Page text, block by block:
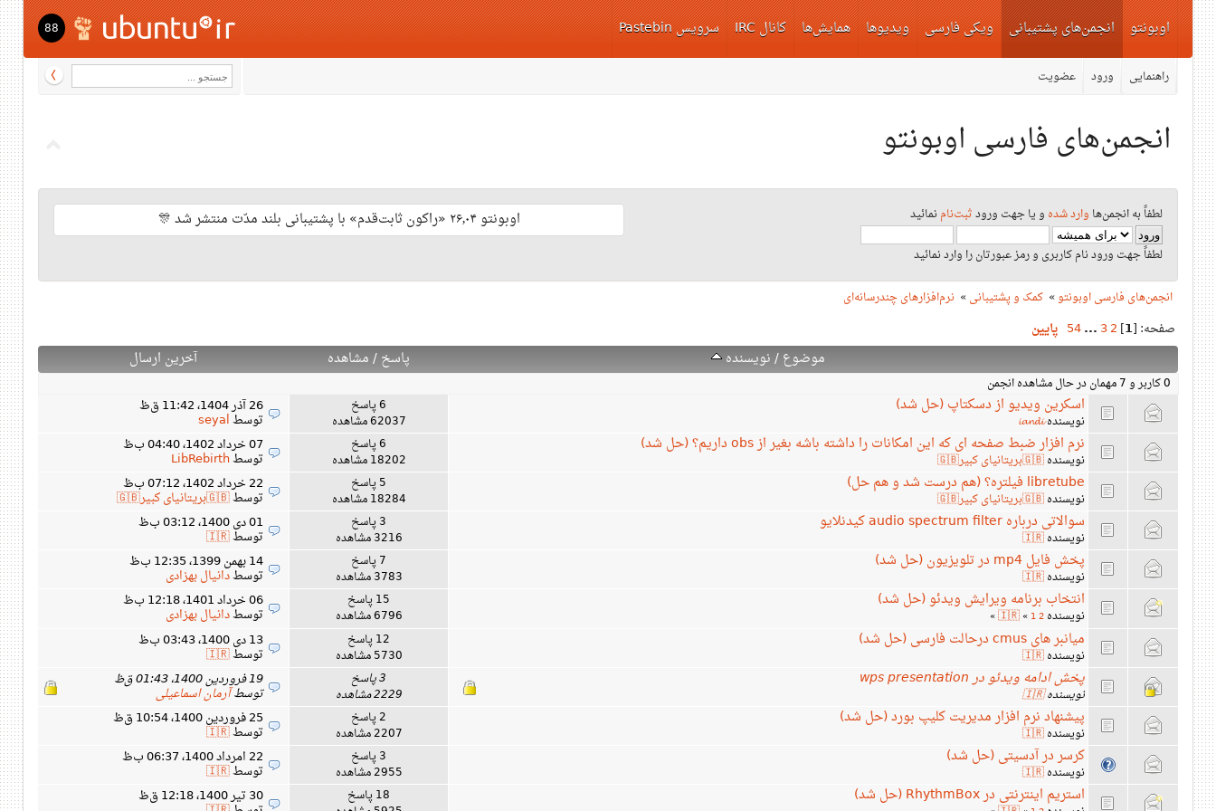
اوبونتو انجمن‌های پشتیبانی
راهنمایی ورود عضویت
ویکی فارسی ویدیوها همایش‌ها کانال IRC سرویس Pastebin 88
انجمن‌های فارسی اوبونتو
لطفاً به انجمن‌ها وارد شده و یا جهت ورودثبت‌نامنمائید
لطفاً جهت ورود نام کاربری و رمز عبورتان را وارد نمائید
اوبونتو ۲۶٫۰۴ «راکون ثابت‌قدم» با پشتیبانی بلند مدّت منتشر شد 🎊
انجمن‌های فارسی اوبونتو» کمک و پشتیبانی» نرم‌افزارهای چندرسانه‌ای
صفحه: [1
]
2
3
...
54 پایین
موضوع/نویسنده پاسخ/مشاهده آخرین ارسال
0 کاربر و 7 مهمان در حال مشاهده انجمن
اسکرین ویدیو از دسکتاپ (حل شد)
نویسنده𝓲𝓪𝓷𝓭𝓲
6 پاسخ
62037 مشاهده
26 آذر 1404، 11:42 ق‌ظ
توسطseyal
نرم افزار ضبط صفحه ای که این امکانات را داشته باشه بغیر از obs داریم؟ (حل شد)
نویسنده🇬🇧بریتانیای کبیر🇬🇧
6 پاسخ
18202 مشاهده
07 خرداد 1402، 04:40 ب‌ظ
توسطLibRebirth
libretube فیلتره؟ (هم درست شد و هم حل)
نویسنده🇬🇧بریتانیای کبیر🇬🇧
5 پاسخ
18284 مشاهده
22 خرداد 1402، 07:12 ب‌ظ
توسط🇬🇧بریتانیای کبیر🇬🇧
سوالاتی درباره audio spectrum filter کیدنلایو
نویسنده🇮🇷
3 پاسخ
3216 مشاهده
01 دی 1400، 03:12 ب‌ظ
توسط🇮🇷
پخش فایل mp4 در تلویزیون (حل شد)
نویسنده🇮🇷
7 پاسخ
3783 مشاهده
14 بهمن 1399، 12:35 ب‌ظ
توسطدانیال بهزادی
انتخاب برنامه ویرایش ویدئو‌ (حل شد)
نویسنده 🇮🇷 « 12
»
15 پاسخ
6796 مشاهده
06 خرداد 1401، 12:18 ب‌ظ
توسطدانیال بهزادی
میانبر های cmus درحالت فارسی (حل شد)
نویسنده🇮🇷
12 پاسخ
5730 مشاهده
13 دی 1400، 03:43 ب‌ظ
توسط🇮🇷
پخش ادامه ویدئو در wps presentation
نویسنده🇮🇷
3 پاسخ
2229 مشاهده
19 فروردین 1400، 01:43 ق‌ظ
توسطآرمان اسماعیلی
پیشنهاد نرم افزار مدیریت کلیپ بورد (حل شد)
نویسنده🇮🇷
2 پاسخ
2207 مشاهده
25 فروردین 1400، 10:54 ق‌ظ
توسط🇮🇷
کرسر در آدسیتی (حل شد)
نویسنده🇮🇷
3 پاسخ
2955 مشاهده
22 امرداد 1400، 06:37 ب‌ظ
توسط🇮🇷
استریم اینترنتی در RhythmBox (حل شد)
18 پاسخ
30 تیر 1400، 12:18 ق‌ظ